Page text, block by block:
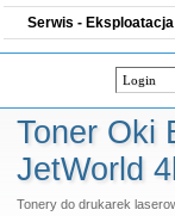
Serwis - Eksploatacja
Toner Oki
JetWorld
Tonery do drukarek